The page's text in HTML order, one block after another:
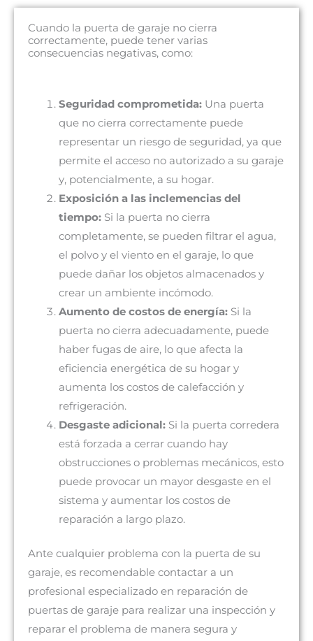
Cuando la puerta de garaje no cierra
correctamente, puede tener varias
consecuencias negativas, como:
Seguridad comprometida:Una puerta
que no cierra correctamente puede
representar un riesgo de seguridad, ya que
permite el acceso no autorizado a su garaje
y, potencialmente, a su hogar.
Exposición a las inclemencias del
tiempo:Si la puerta no cierra
completamente, se pueden filtrar el agua,
el polvo y el viento en el garaje, lo que
puede dañar los objetos almacenados y
crear un ambiente incómodo.
Aumento de costos de energía:Si la
puerta no cierra adecuadamente, puede
haber fugas de aire, lo que afecta la
eficiencia energética de su hogar y
aumenta los costos de calefacción y
refrigeración.
Desgaste adicional:Si la puerta corredera
está forzada a cerrar cuando hay
obstrucciones o problemas mecánicos, esto
puede provocar un mayor desgaste en el
sistema y aumentar los costos de
reparación a largo plazo.
Ante cualquier problema con la puerta de su
garaje, es recomendable contactar a un
profesional especializado en reparación de
puertas de garaje para realizar una inspección y
reparar el problema de manera segura y